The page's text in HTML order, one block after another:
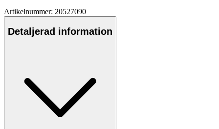
Artikelnummer: 20527090
Detaljerad information